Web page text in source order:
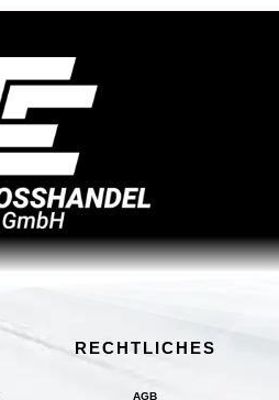
RECHTLICHES
AGB